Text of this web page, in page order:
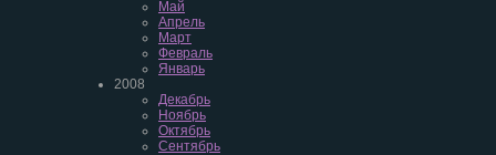
Май
Апрель
Март
Февраль
Январь
2008
Декабрь
Ноябрь
Октябрь
Сентябрь